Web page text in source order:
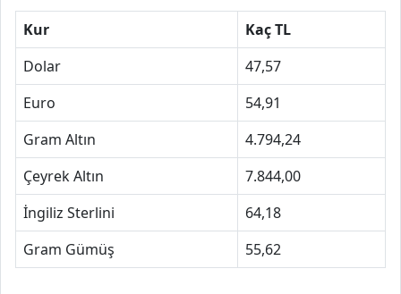
Kur
Kaç TL
Dolar
47,57
Euro
54,91
Gram Altın
4.794,24
Çeyrek Altın
7.844,00
İngiliz Sterlini
64,18
Gram Gümüş
55,62